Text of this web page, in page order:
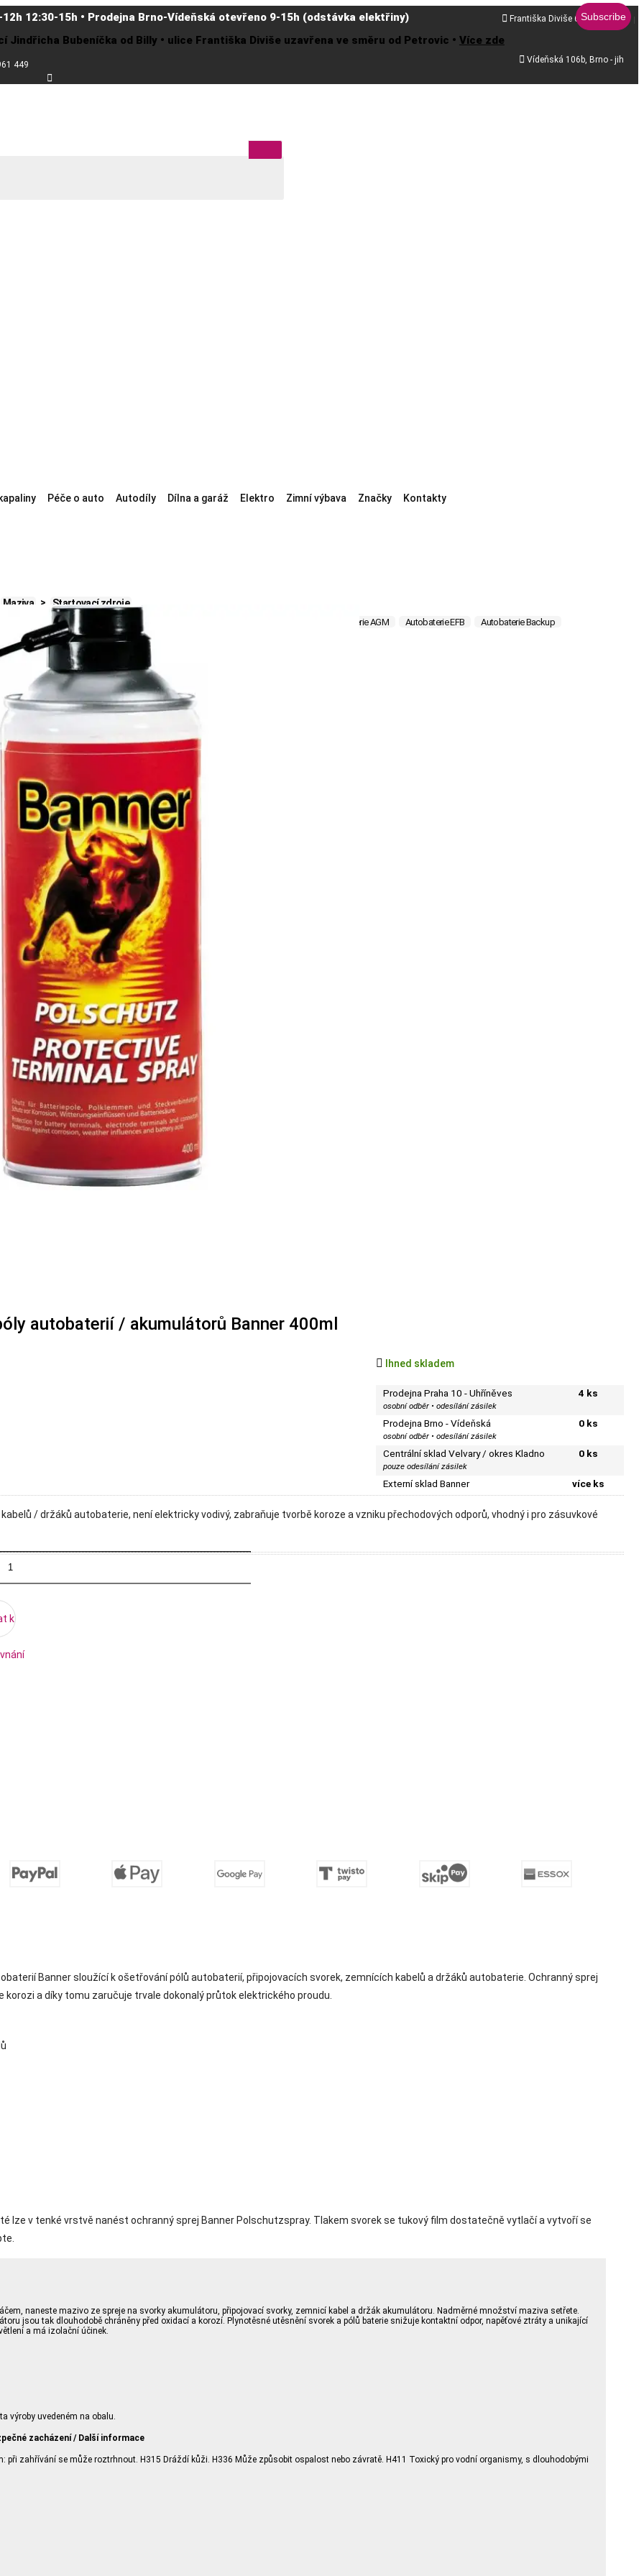
12:30-15h • Prodejna Brno-Vídeňská otevřeno 9-15h (odstávka elektřiny)
Bubeníčka od Billy • ulice Františka Diviše uzavřena ve směru od Petrovic • Více zde
449
 Františka Diviše 68, Praha 10
 Vídeňská 106b, Brno - jih

Péče o auto Autodíly Dílna a garáž Elektro Zimní výbava Značky Kontakty
Maziva Startovací zdroje
Autobaterie 80Ah Autobaterie AGM Autobaterie EFB Autobaterie Backup
autobaterií / akumulátorů Banner 400ml
 Ihned skladem
Prodejna Praha 10 - Uhříněves
osobní odběr • odesílání zásilek
4 ks
Prodejna Brno - Vídeňská
osobní odběr • odesílání zásilek
0 ks
Centrální sklad Velvary / okres Kladno
pouze odesílání zásilek
0 ks
Externí sklad Banner více ks
/ držáků autobaterie, není elektricky vodivý, zabraňuje tvorbě koroze a vzniku přechodových odporů, vhodný i pro zásuvkové
k
Banner sloužící k ošetřování pólů autobaterií, připojovacích svorek, zemnících kabelů a držáků autobaterie. Ochranný sprej
a díky tomu zaručuje trvale dokonalý průtok elektrického proudu.
lze v tenké vrstvě nanést ochranný sprej Banner Polschutzspray. Tlakem svorek se tukový film dostatečně vytlačí a vytvoří se
naneste mazivo ze spreje na svorky akumulátoru, připojovací svorky, zemnicí kabel a držák akumulátoru. Nadměrné množství maziva setřete.
jsou tak dlouhodobě chráněny před oxidací a korozí. Plynotěsné utěsnění svorek a pólů baterie snižuje kontaktní odpor, napěťové ztráty a unikající
a má izolační účinek.
výroby uvedeném na obalu.
zacházení / Další informace
při zahřívání se může roztrhnout. H315 Dráždí kůži. H336 Může způsobit ospalost nebo závratě. H411 Toxický pro vodní organismy, s dlouhodobými